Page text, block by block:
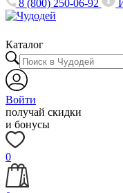
8 (800) 250-06-92
Каталог
Войти
получай скидки
и бонусы
0